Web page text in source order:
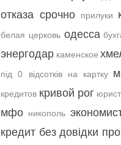
отказа срочно прилуки
белая церковь одесса
энергодар каменское
під 0 відсотків на картку
кредитов кривой рог юрист
мфо никополь
кредит без довідки